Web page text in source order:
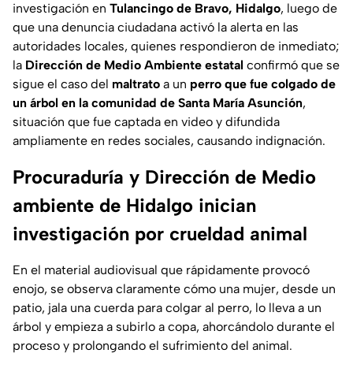
investigación en Tulancingo de Bravo, Hidalgo, luego de
que una denuncia ciudadana activó la alerta en las
autoridades locales, quienes respondieron de inmediato;
la Dirección de Medio Ambiente estatal confirmó que se
sigue el caso del maltrato a un perro que fue colgado de
un árbol en la comunidad de Santa María Asunción,
situación que fue captada en video y difundida
ampliamente en redes sociales, causando indignación.
Procuraduría y Dirección de Medio
ambiente de Hidalgo inician
investigación por crueldad animal
En el material audiovisual que rápidamente provocó
enojo, se observa claramente cómo una mujer, desde un
patio, jala una cuerda para colgar al perro, lo lleva a un
árbol y empieza a subirlo a copa, ahorcándolo durante el
proceso y prolongando el sufrimiento del animal.